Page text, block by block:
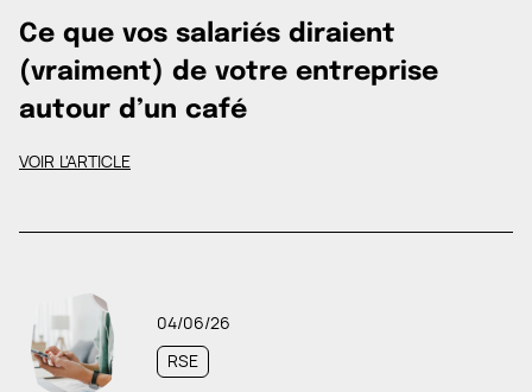
Ce que vos salariés diraient
(vraiment) de votre entreprise
autour d’un café
VOIR L'ARTICLE
04/06/26
RSE